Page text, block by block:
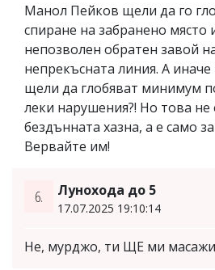
Манол Пейков щели да го
спиране на забранено място
непозволен обратен завой
непрекъсната линия. А
щели да глобяват минимум
леки нарушения?! Но това не
бездънната хазна, а е само
Вервайте им!
6. Лунохода до 5
17.07.2025 19:10:14
Не, мурджо, ти ЩЕ ми